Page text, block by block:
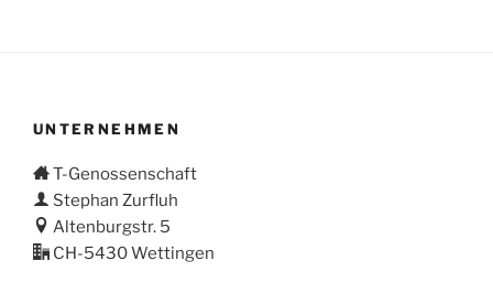
UNTERNEHMEN
T-Genossenschaft
Stephan Zurfluh
Altenburgstr. 5
CH-5430 Wettingen